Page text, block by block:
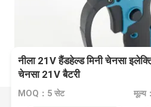
नीला 21V हैंडहेल्ड मिनी चेनसा
चेनसा 21V बैटरी
MOQ：5 सेट मूल्य